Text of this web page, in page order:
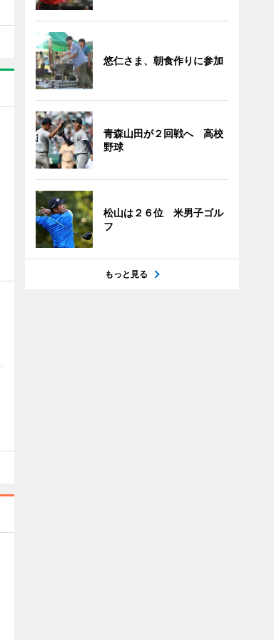
悠仁さま、朝食作りに参加
青森山田が２回戦へ 高校
野球
松山は２６位 米男子ゴル
フ
もっと見る